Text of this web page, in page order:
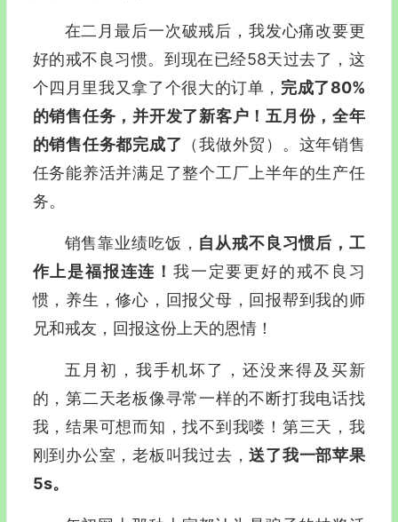
在二月最后一次破戒后，我发心痛改要更
好的戒不良习惯。到现在已经58天过去了，这
个四月里我又拿了个很大的订单， 完成了80%
的销售任务，并开发了新客户！五月份，全年
的销售任务都完成了
（我做外贸）。这年销售
任务能养活并满足了整个工厂上半年的生产任
务。
销售靠业绩吃饭， 自从戒不良习惯后，工
作上是福报连连！ 我一定要更好的戒不良习
惯，养生，修心，回报父母，回报帮到我的师
兄和戒友，回报这份上天的恩情！
五月初，我手机坏了，还没来得及买新
的，第二天老板像寻常一样的不断打我电话找
我，结果可想而知，找不到我喽！第三天，我
刚到办公室，老板叫我过去，送了我一部苹果
5s。